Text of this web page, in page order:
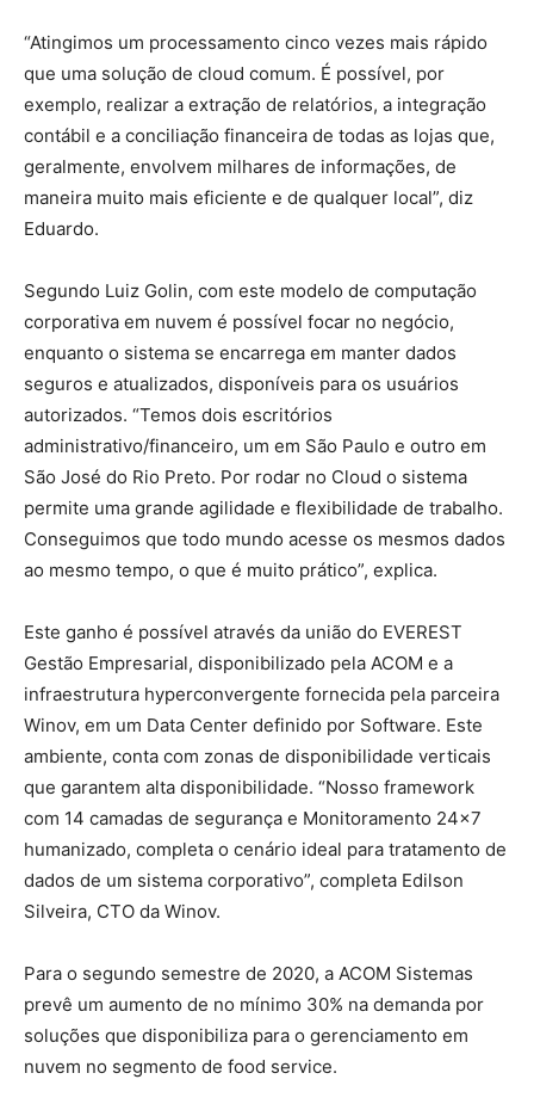
“Atingimos um processamento cinco vezes mais rápido
que uma solução de cloud comum. É possível, por
exemplo, realizar a extração de relatórios, a integração
contábil e a conciliação financeira de todas as lojas que,
geralmente, envolvem milhares de informações, de
maneira muito mais eficiente e de qualquer local”, diz
Eduardo.
Segundo Luiz Golin, com este modelo de computação
corporativa em nuvem é possível focar no negócio,
enquanto o sistema se encarrega em manter dados
seguros e atualizados, disponíveis para os usuários
autorizados. “Temos dois escritórios
administrativo/financeiro, um em São Paulo e outro em
São José do Rio Preto. Por rodar no Cloud o sistema
permite uma grande agilidade e flexibilidade de trabalho.
Conseguimos que todo mundo acesse os mesmos dados
ao mesmo tempo, o que é muito prático”, explica.
Este ganho é possível através da união do EVEREST
Gestão Empresarial, disponibilizado pela ACOM e a
infraestrutura hyperconvergente fornecida pela parceira
Winov, em um Data Center definido por Software. Este
ambiente, conta com zonas de disponibilidade verticais
que garantem alta disponibilidade. “Nosso framework
com 14 camadas de segurança e Monitoramento 24×7
humanizado, completa o cenário ideal para tratamento de
dados de um sistema corporativo”, completa Edilson
Silveira, CTO da Winov.
Para o segundo semestre de 2020, a ACOM Sistemas
prevê um aumento de no mínimo 30% na demanda por
soluções que disponibiliza para o gerenciamento em
nuvem no segmento de food service.